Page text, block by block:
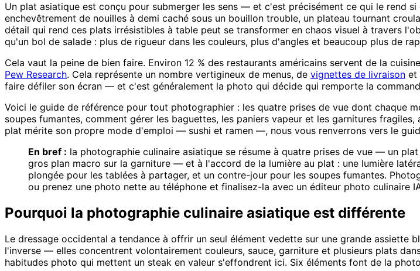
Un plat asiatique est conçu pour submerger les sens — et c'est précisément ce qui le rend
enchevêtrement de nouilles à demi caché sous un bouillon trouble, un plateau tournant
détail qui rend ces plats irrésistibles à table peut se transformer en chaos visuel à travers
qu'un bol de salade : plus de rigueur dans les couleurs, plus d'angles et beaucoup plus de
Cela vaut la peine de bien faire. Environ 12 % des restaurants américains servent de la
Pew Research. Cela représente un nombre vertigineux de menus, de vignettes de livraison et
faire défiler son écran — et c'est généralement la photo qui décide qui remporte la
Voici le guide de référence pour tout photographier : les quatre prises de vue dont chaque
soupes fumantes, comment gérer les baguettes, les paniers vapeur et les garnitures
plat mérite son propre mode d'emploi — sushi et ramen —, nous vous renverrons vers le
En bref : la photographie culinaire asiatique se résume à quatre prises de vue — un
gros plan macro sur la garniture — et à l'accord de la lumière au plat : une lumière
plongée pour les tablées à partager, et un contre-jour pour les soupes fumantes.
ou prenez une photo nette au téléphone et finalisez-la avec un éditeur photo culinaire
Pourquoi la photographie culinaire asiatique est différente
Le dressage occidental a tendance à offrir un seul élément vedette sur une grande assiette
l'inverse — elles concentrent volontairement couleurs, sauce, garniture et plusieurs plats
habitudes photo qui mettent un steak en valeur s'effondrent ici. Six éléments font de la